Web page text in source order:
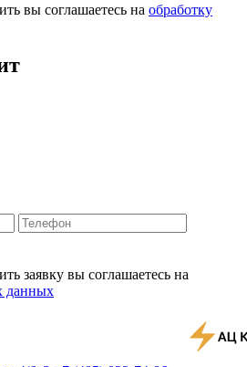
вы соглашаетесь на обработку
заявку вы соглашаетесь на
данных